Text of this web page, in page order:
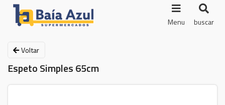
Menu buscar
Voltar
Espeto Simples 65cm